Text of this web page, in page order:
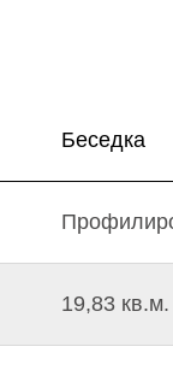
Беседка
19,83 кв.м.